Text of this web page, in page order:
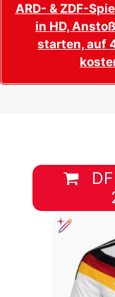
ARD- & ZDF-
in HD,
starten, auf